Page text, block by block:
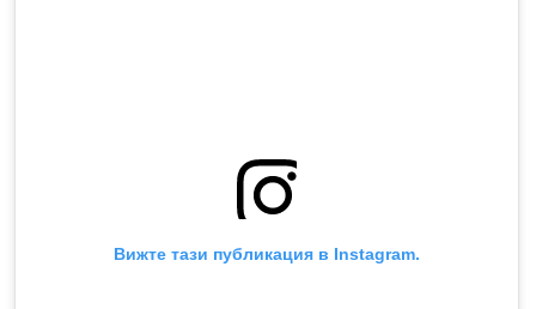
Вижте тази публикация в Instagram.